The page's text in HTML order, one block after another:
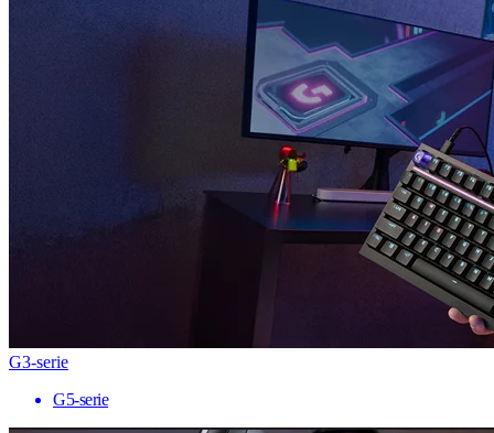
G3-serie
G5-serie